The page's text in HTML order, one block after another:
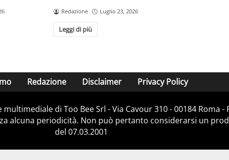
Redazione Luglio 23, 2026
Leggi di più
Redazione Disclaimer Privacy Policy
di Too Bee Srl - Via Cavour 310 - 00184 Roma -
alcuna periodicità. Non può pertanto considerarsi un
del 07.03.2001